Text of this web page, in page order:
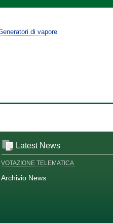
di vapore
Latest News
VOTAZIONE TELEMATICA
Archivio News